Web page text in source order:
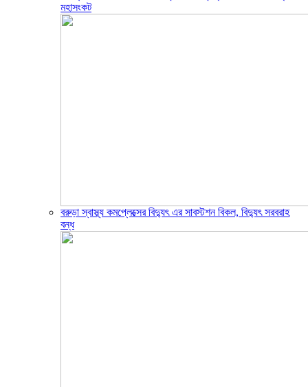
মহাসংকট
বরুড়া স্বাস্থ্য কমপ্লেক্সের বিদ্যুৎ এর সাবস্টশন বিকল, বিদ্যুৎ সরবরাহ
বন্ধ